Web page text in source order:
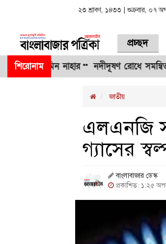
২৩ শ্রাবণ, ১৪৩৩ | শুক্রবার, ০৭
প্রচ্ছদ
শিরোনাম
নাহার ** নদীদূষণ রোধে সমন্বিত ও কঠোর
জাতীয়
এলএনজি
গ্যাসের
বাংলাবাজার ডেস্ক
প্রকাশিত: ১:২৫